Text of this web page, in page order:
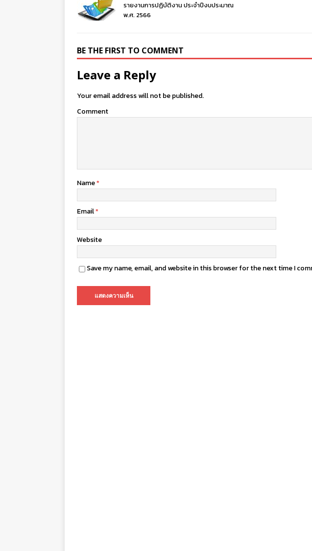
รายงานการปฏิบัติงาน ประจำปีงบประมาณ
พ.ศ. 2566
BE THE FIRST TO COMMENT
Leave a Reply
Your email address will not be published.
Comment
Name*
Email*
Website
Save my name, email, and website in this browser for the next time I